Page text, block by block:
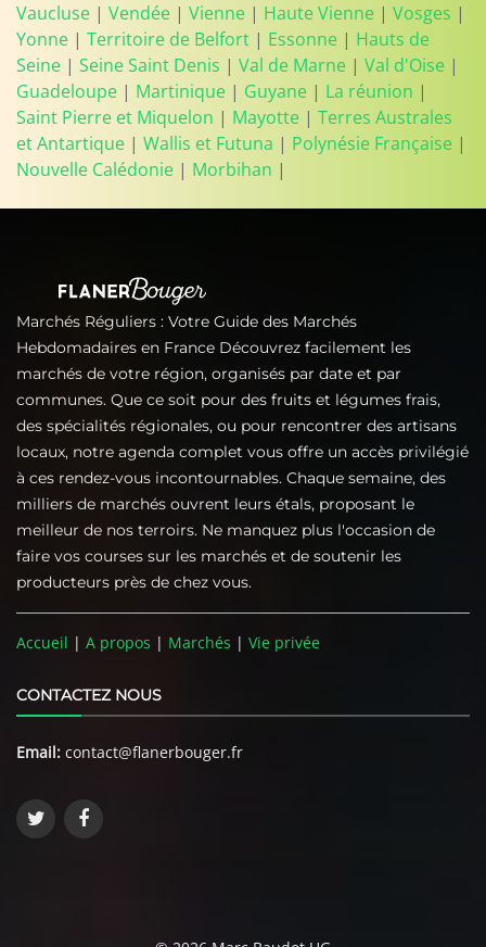
Vaucluse | Vendée | Vienne | Haute Vienne | Vosges |
Yonne | Territoire de Belfort | Essonne | Hauts de
Seine | Seine Saint Denis | Val de Marne | Val d'Oise |
Guadeloupe | Martinique | Guyane | La réunion |
Saint Pierre et Miquelon | Mayotte | Terres Australes
et Antartique | Wallis et Futuna | Polynésie Française |
Nouvelle Calédonie | Morbihan |
Marchés Réguliers : Votre Guide des Marchés
Hebdomadaires en France Découvrez facilement les
marchés de votre région, organisés par date et par
communes. Que ce soit pour des fruits et légumes frais,
des spécialités régionales, ou pour rencontrer des artisans
locaux, notre agenda complet vous offre un accès privilégié
à ces rendez-vous incontournables. Chaque semaine, des
milliers de marchés ouvrent leurs étals, proposant le
meilleur de nos terroirs. Ne manquez plus l'occasion de
faire vos courses sur les marchés et de soutenir les
producteurs près de chez vous.
Accueil | A propos | Marchés | Vie privée
CONTACTEZ NOUS
Email: contact@flanerbouger.fr